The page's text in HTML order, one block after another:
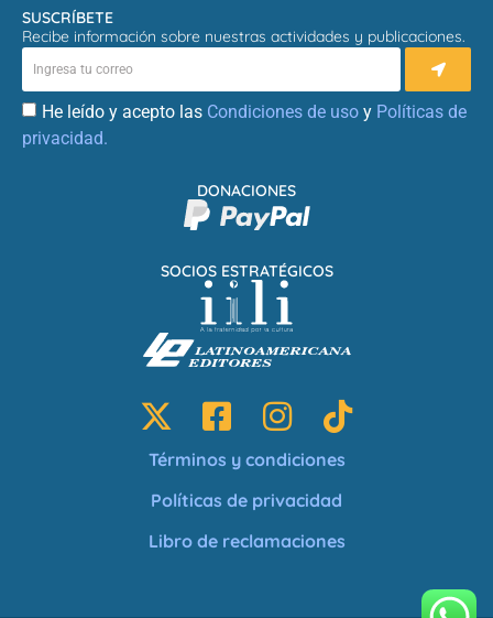
SUSCRÍBETE
Recibe información sobre nuestras actividades y publicaciones.
He leído y acepto las Condiciones de uso y Políticas de
privacidad.
SOCIOS ESTRATÉGICOS
DONACIONES
Términos y condiciones
Políticas de privacidad
Libro de reclamaciones